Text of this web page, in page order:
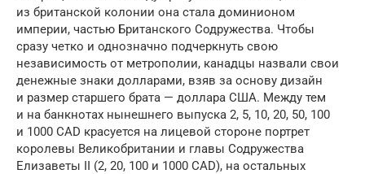
из британской колонии она стала доминионом
империи, частью Британского Содружества. Чтобы
сразу четко и однозначно подчеркнуть свою
независимость от метрополии, канадцы назвали свои
денежные знаки долларами, взяв за основу дизайн
и размер старшего брата — доллара США. Между тем
и на банкнотах нынешнего выпуска 2, 5, 10, 20, 50, 100
и 1000 CAD красуется на лицевой стороне портрет
королевы Великобритании и главы Содружества
Елизаветы II (2, 20, 100 и 1000 CAD), на остальных